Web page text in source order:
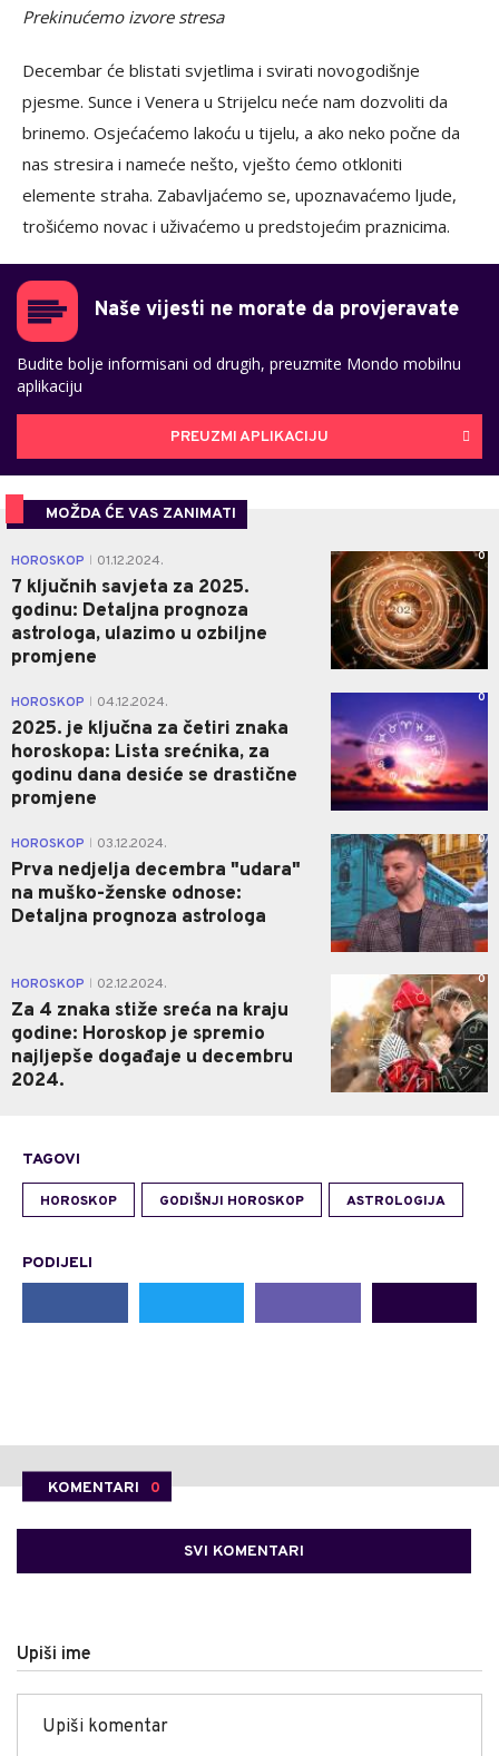
Prekinućemo izvore stresa
Decembar će blistati svjetlima i svirati novogodišnje
pjesme. Sunce i Venera u Strijelcu neće nam dozvoliti da
brinemo. Osjećaćemo lakoću u tijelu, a ako neko počne da
nas stresira i nameće nešto, vješto ćemo otkloniti
elemente straha. Zabavljaćemo se, upoznavaćemo ljude,
trošićemo novac i uživaćemo u predstojećim praznicima.
Naše vijesti ne morate da provjeravate
Budite bolje informisani od drugih, preuzmite Mondo mobilnu
aplikaciju
PREUZMI APLIKACIJU
MOŽDA ĆE VAS ZANIMATI
HOROSKOP 01.12.2024.
7 ključnih savjeta za 2025.
godinu: Detaljna prognoza
astrologa, ulazimo u ozbiljne
promjene
0
HOROSKOP 04.12.2024.
2025. je ključna za četiri znaka
horoskopa: Lista srećnika, za
godinu dana desiće se drastične
promjene
0
HOROSKOP 03.12.2024.
Prva nedjelja decembra "udara"
na muško-ženske odnose:
Detaljna prognoza astrologa
0
HOROSKOP 02.12.2024.
Za 4 znaka stiže sreća na kraju
godine: Horoskop je spremio
najljepše događaje u decembru
2024.
0
TAGOVI
HOROSKOP GODIŠNJI HOROSKOP ASTROLOGIJA
PODIJELI
KOMENTARI 0
SVI KOMENTARI
Upiši ime